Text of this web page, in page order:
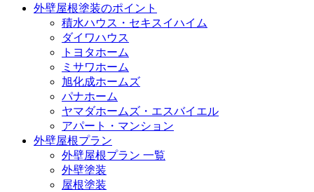
外壁屋根塗装のポイント
積水ハウス・セキスイハイム
ダイワハウス
トヨタホーム
ミサワホーム
旭化成ホームズ
パナホーム
ヤマダホームズ・エスバイエル
アパート・マンション
外壁屋根プラン
外壁屋根プラン 一覧
外壁塗装
屋根塗装